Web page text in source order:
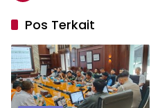
Pos Terkait